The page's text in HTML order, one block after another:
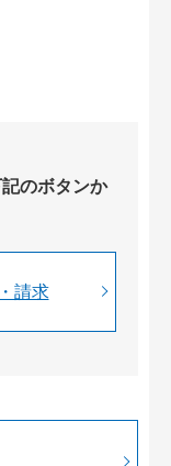
のボタンか
請求